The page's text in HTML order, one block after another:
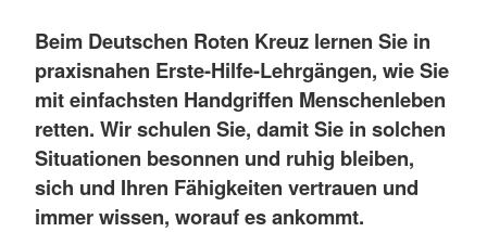
Beim Deutschen Roten Kreuz lernen Sie in
praxisnahen Erste-Hilfe-Lehrgängen, wie Sie
mit einfachsten Handgriffen Menschenleben
retten. Wir schulen Sie, damit Sie in solchen
Situationen besonnen und ruhig bleiben,
sich und Ihren Fähigkeiten vertrauen und
immer wissen, worauf es ankommt.